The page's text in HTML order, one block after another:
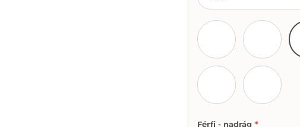
Fehér Szürke
Fekete Camo
Férfi - nadrág *